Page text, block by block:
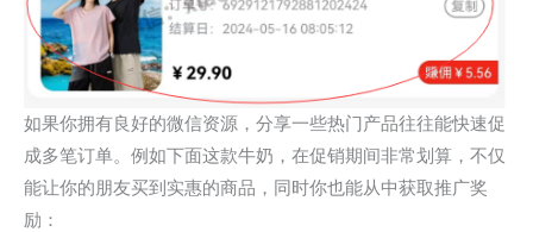
如果你拥有良好的微信资源，分享一些热门产品往往能快速促
成多笔订单。例如下面这款牛奶，在促销期间非常划算，不仅
能让你的朋友买到实惠的商品，同时你也能从中获取推广奖
励：